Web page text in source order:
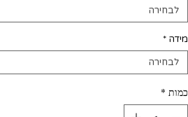
לבחירה
מידה *
לבחירה
כמות *